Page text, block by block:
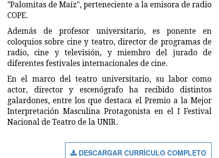
"Palomitas de Maíz", perteneciente a la emisora de radio
COPE.
Además de profesor universitario, es ponente en
coloquios sobre cine y teatro, director de programas de
radio, cine y televisión, y miembro del jurado de
diferentes festivales internacionales de cine.
En el marco del teatro universitario, su labor como
actor, director y escenógrafo ha recibido distintos
galardones, entre los que destaca el Premio a la Mejor
Interpretación Masculina Protagonista en el I Festival
Nacional de Teatro de la UNIR.
DESCARGAR CURRÍCULO COMPLETO